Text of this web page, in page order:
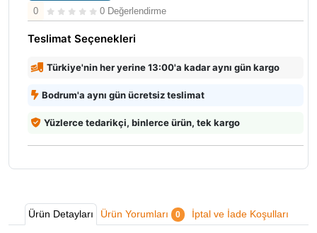
0 0 Değerlendirme
Teslimat Seçenekleri
Türkiye'nin her yerine 13:00'a kadar aynı gün kargo
Bodrum'a aynı gün ücretsiz teslimat
Yüzlerce tedarikçi, binlerce ürün, tek kargo
Ürün Detayları Ürün Yorumları 0 İptal ve İade Koşulları